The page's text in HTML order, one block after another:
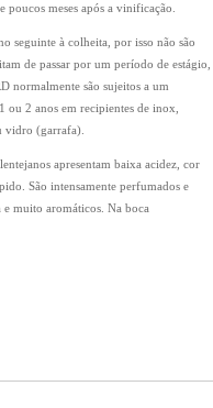
meses após a vinificação.
seguinte à colheita, por isso não são
de passar por um período de estágio,
normalmente são sujeitos a um
ou 2 anos em recipientes de inox,
vidro (garrafa).
apresentam baixa acidez, cor
São intensamente perfumados e
e muito aromáticos. Na boca